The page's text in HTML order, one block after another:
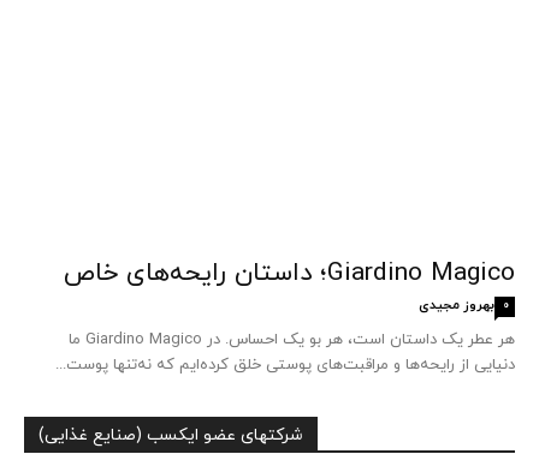
Giardino Magico؛ داستان رایحه‌های خاص
بهروز مجیدی 0
هر عطر یک داستان است، هر بو یک احساس. در Giardino Magico ما
دنیایی از رایحه‌ها و مراقبت‌های پوستی خلق کرده‌ایم که نه‌تنها پوست...
شرکتهای عضو ایکسب (صنایع غذایی)